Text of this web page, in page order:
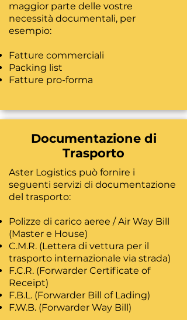
maggior parte delle vostre
necessità documentali, per
esempio:
Fatture commerciali
Packing list
Fatture pro-forma
Documentazione di
Trasporto
Aster Logistics può fornire i
seguenti servizi di documentazione
del trasporto:
Polizze di carico aeree / Air Way Bill
(Master e House)
C.M.R. (Lettera di vettura per il
trasporto internazionale via strada)
F.C.R. (Forwarder Certificate of
Receipt)
F.B.L. (Forwarder Bill of Lading)
F.W.B. (Forwarder Way Bill)